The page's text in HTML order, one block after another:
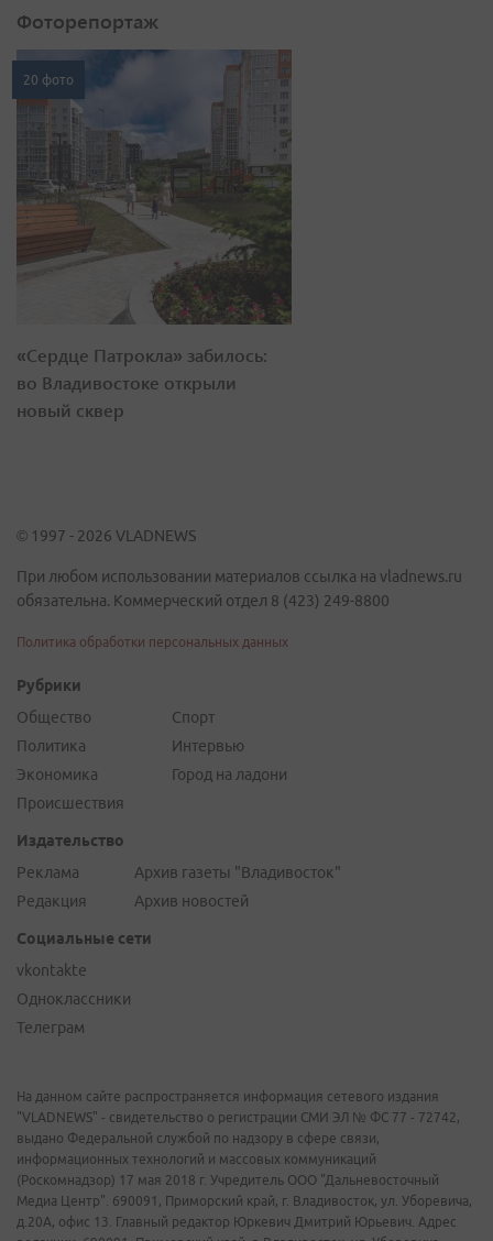
Фоторепортаж
20 фото
«Сердце Патрокла» забилось:
во Владивостоке открыли
новый сквер
© 1997 - 2026 VLADNEWS
При любом использовании материалов ссылка на vladnews.ru
обязательна. Коммерческий отдел 8 (423) 249-8800
Политика обработки персональных данных
Рубрики
Общество
Политика
Экономика
Происшествия
Спорт
Интервью
Город на ладони
Издательство
Реклама
Редакция
Архив газеты "Владивосток"
Архив новостей
Социальные сети
vkontakte
Одноклассники
Телеграм
На данном сайте распространяется информация сетевого издания
"VLADNEWS" - свидетельство о регистрации СМИ ЭЛ № ФС 77 - 72742,
выдано Федеральной службой по надзору в сфере связи,
информационных технологий и массовых коммуникаций
(Роскомнадзор) 17 мая 2018 г. Учредитель ООО "Дальневосточный
Медиа Центр". 690091, Приморский край, г. Владивосток, ул. Уборевича,
д.20А, офис 13. Главный редактор Юркевич Дмитрий Юрьевич. Адрес